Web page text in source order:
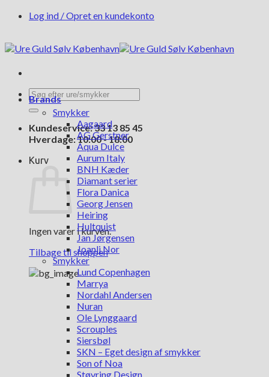
FortsætLog ind / Opret en kundekonto
Søg
efter:
Kundeservice: 33 13 85 45
Hverdage: 10:00 - 18:00
Kurv
Ingen varer i kurven.
Tilbage til shoppen
Brands
Smykker
Aagaard
AG Gerstner
Aqua Dulce
Aurum Italy
BNH Kæder
Diamant serier
Flora Danica
Georg Jensen
Heiring
Hultquist
Jan Jørgensen
Joanli Nor
Smykker
Lund Copenhagen
Marrya
Nordahl Andersen
Nuran
Ole Lynggaard
Scrouples
Siersbøl
SKN – Eget design af smykker
Son of Noa
Støvring Design